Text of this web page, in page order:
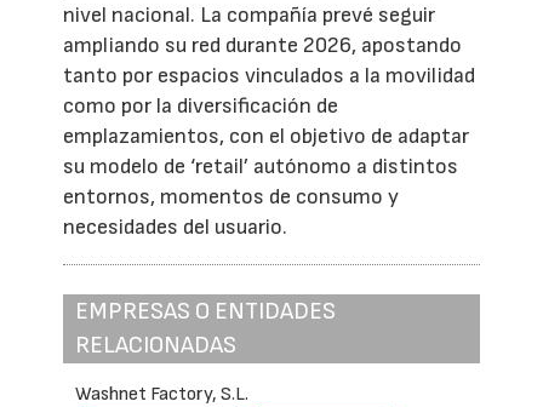
nivel nacional. La compañía prevé seguir
ampliando su red durante 2026, apostando
tanto por espacios vinculados a la movilidad
como por la diversificación de
emplazamientos, con el objetivo de adaptar
su modelo de ‘retail’ autónomo a distintos
entornos, momentos de consumo y
necesidades del usuario.
EMPRESAS O ENTIDADES
RELACIONADAS
Washnet Factory, S.L.